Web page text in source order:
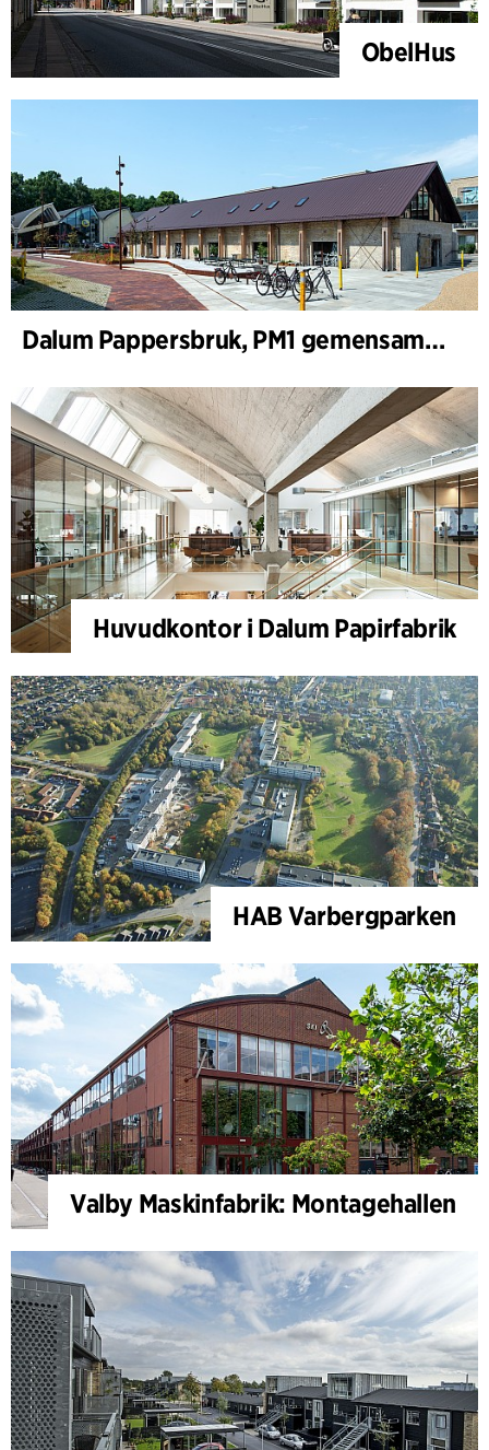
ObelHus
Dalum Pappersbruk, PM1 gemensamhetshus
Huvudkontor i Dalum Papirfabrik
HAB Varbergparken
Valby Maskinfabrik: Montagehallen